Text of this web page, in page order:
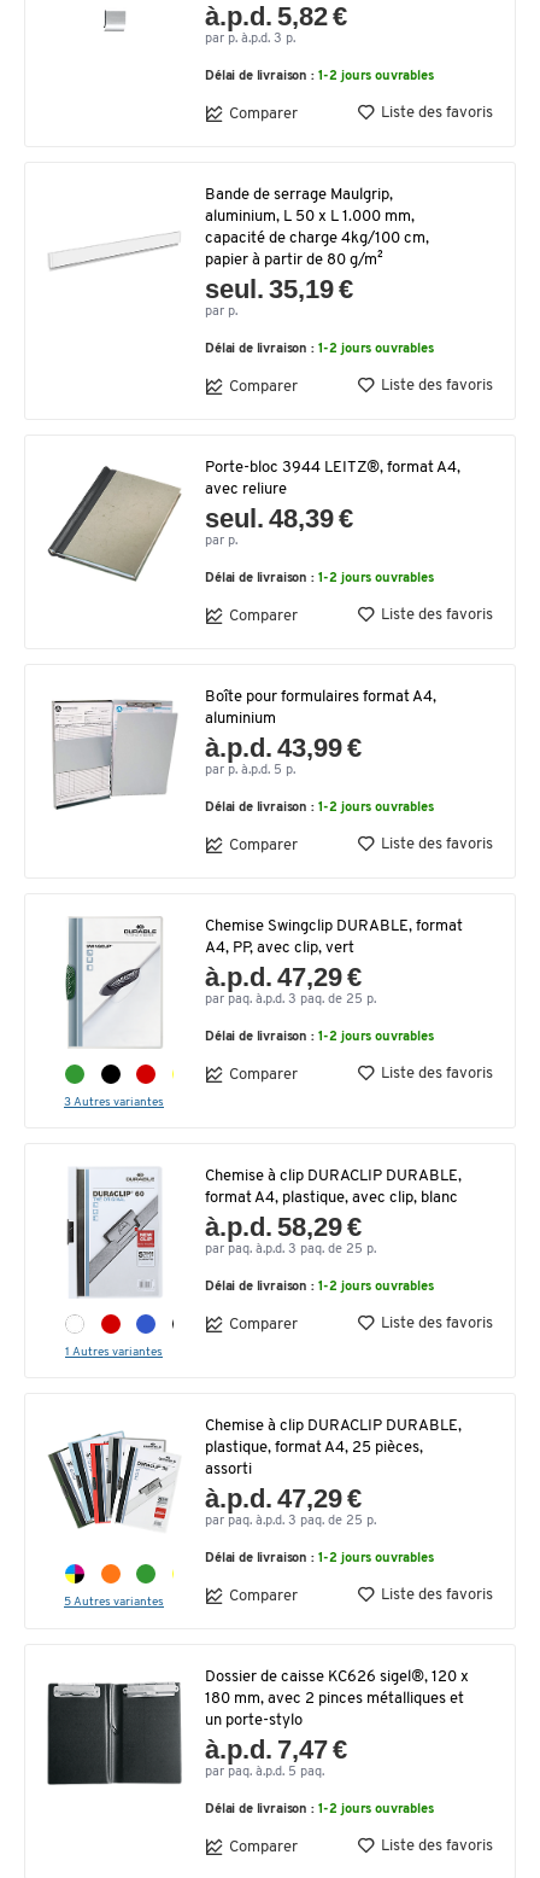
à.p.d. 5,82 €
par p. à.p.d. 3 p.
Délai de livraison : 1-2 jours ouvrables
Comparer Liste des favoris
Bande de serrage Maulgrip,
aluminium, L 50 x L 1.000 mm,
capacité de charge 4kg/100 cm,
papier à partir de 80 g/m²
seul. 35,19 €
par p.
Délai de livraison : 1-2 jours ouvrables
Comparer Liste des favoris
Porte-bloc 3944 LEITZ®, format A4,
avec reliure
seul. 48,39 €
par p.
Délai de livraison : 1-2 jours ouvrables
Comparer Liste des favoris
Boîte pour formulaires format A4,
aluminium
à.p.d. 43,99 €
par p. à.p.d. 5 p.
Délai de livraison : 1-2 jours ouvrables
Comparer Liste des favoris
3 Autres variantes
Chemise Swingclip DURABLE, format
A4, PP, avec clip, vert
à.p.d. 47,29 €
par paq. à.p.d. 3 paq. de 25 p.
Délai de livraison : 1-2 jours ouvrables
Comparer Liste des favoris
1 Autres variantes
Chemise à clip DURACLIP DURABLE,
format A4, plastique, avec clip, blanc
à.p.d. 58,29 €
par paq. à.p.d. 3 paq. de 25 p.
Délai de livraison : 1-2 jours ouvrables
Comparer Liste des favoris
5 Autres variantes
Chemise à clip DURACLIP DURABLE,
plastique, format A4, 25 pièces,
assorti
à.p.d. 47,29 €
par paq. à.p.d. 3 paq. de 25 p.
Délai de livraison : 1-2 jours ouvrables
Comparer Liste des favoris
Dossier de caisse KC626 sigel®, 120 x
180 mm, avec 2 pinces métalliques et
un porte-stylo
à.p.d. 7,47 €
par paq. à.p.d. 5 paq.
Délai de livraison : 1-2 jours ouvrables
Comparer Liste des favoris